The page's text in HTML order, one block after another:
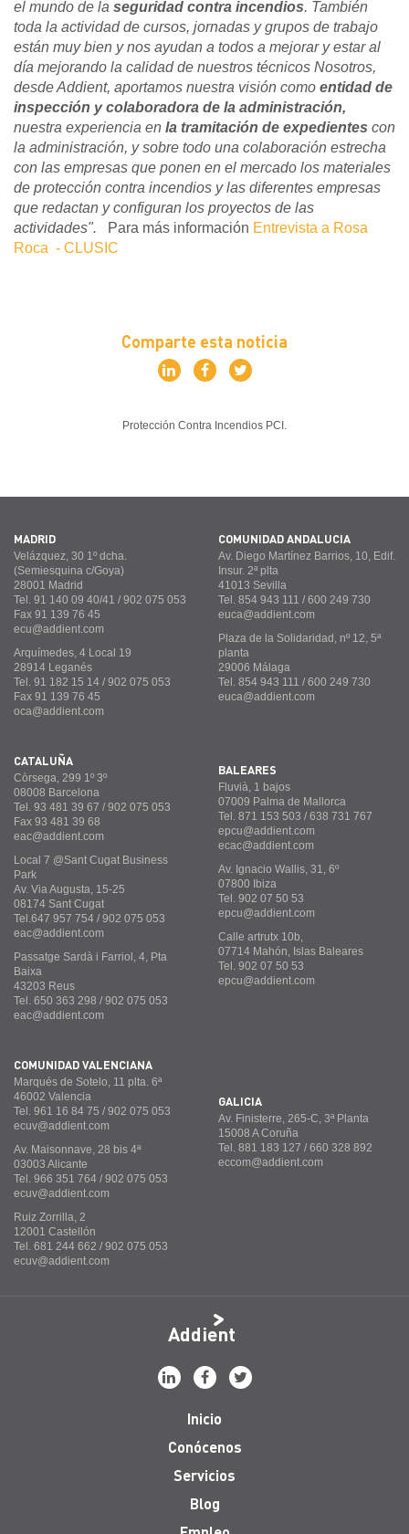
el mundo de la seguridad contra incendios. También
toda la actividad de cursos, jornadas y grupos de trabajo
están muy bien y nos ayudan a todos a mejorar y estar al
día mejorando la calidad de nuestros técnicos Nosotros,
desde Addient, aportamos nuestra visión como entidad de
inspección y colaboradora de la administración,
nuestra experiencia en la tramitación de expedientes con
la administración, y sobre todo una colaboración estrecha
con las empresas que ponen en el mercado los materiales
de protección contra incendios y las diferentes empresas
que redactan y configuran los proyectos de las
actividades". Para más información Entrevista a Rosa
Roca - CLUSIC
Comparte esta noticia
Protección Contra Incendios PCI
MADRID
Velázquez, 30 1º dcha.
(Semiesquina c/Goya)
28001 Madrid
Tel. 91 140 09 40/41 / 902 075 053
Fax 91 139 76 45
ecu@addient.com
Arquímedes, 4 Local 19
28914 Leganés
Tel. 91 182 15 14 / 902 075 053
Fax 91 139 76 45
oca@addient.com
CATALUÑA
Còrsega, 299 1º 3º
08008 Barcelona
Tel. 93 481 39 67 / 902 075 053
Fax 93 481 39 68
eac@addient.com
Local 7 @Sant Cugat Business
Park
Av. Via Augusta, 15-25
08174 Sant Cugat
Tel.647 957 754 / 902 075 053
eac@addient.com
Passatge Sardà i Farriol, 4, Pta
Baixa
43203 Reus
Tel. 650 363 298 / 902 075 053
eac@addient.com
COMUNIDAD VALENCIANA
Marqués de Sotelo, 11 plta. 6ª
46002 Valencia
Tel. 961 16 84 75 / 902 075 053
ecuv@addient.com
Av. Maisonnave, 28 bis 4ª
03003 Alicante
Tel. 966 351 764 / 902 075 053
ecuv@addient.com
Ruiz Zorrilla, 2
12001 Castellón
Tel. 681 244 662 / 902 075 053
ecuv@addient.com
COMUNIDAD ANDALUCÍA
Av. Diego Martínez Barrios, 10, Edif.
Insur. 2ª plta
41013 Sevilla
Tel. 854 943 111 / 600 249 730
euca@addient.com
Plaza de la Solidaridad, nº 12, 5ª
planta
29006 Málaga
Tel. 854 943 111 / 600 249 730
euca@addient.com
BALEARES
Fluvià, 1 bajos
07009 Palma de Mallorca
Tel. 871 153 503 / 638 731 767
epcu@addient.com
ecac@addient.com
Av. Ignacio Wallis, 31, 6º
07800 Ibiza
Tel. 902 07 50 53
epcu@addient.com
Calle artrutx 10b,
07714 Mahón, Islas Baleares
Tel. 902 07 50 53
epcu@addient.com
GALICIA
Av. Finisterre, 265-C, 3ª Planta
15008 A Coruña
Tel. 881 183 127 / 660 328 892
eccom@addient.com
Addient
Inicio
Conócenos
Servicios
Blog